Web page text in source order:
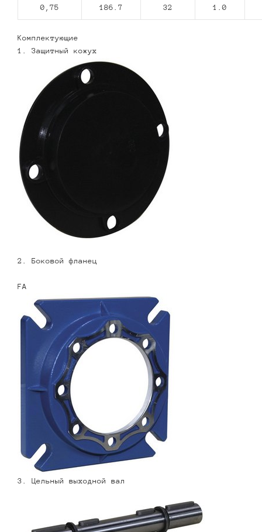
0,75 186.7 32 1.0
Комплектующие
1. Защитный кожух
2. Боковой фланец
FA
3. Цельный выходной вал